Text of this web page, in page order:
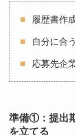
履歴書作
自分に合
応募先企
準備①：提出
を立てる